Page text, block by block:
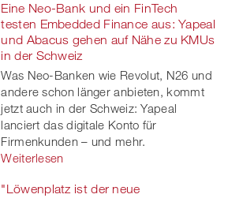
Eine Neo-Bank und ein FinTech
testen Embedded Finance aus: Yapeal
und Abacus gehen auf Nähe zu KMUs
in der Schweiz
Was Neo-Banken wie Revolut, N26 und
andere schon länger anbieten, kommt
jetzt auch in der Schweiz: Yapeal
lanciert das digitale Konto für
Firmenkunden – und mehr.
Weiterlesen
"Löwenplatz ist der neue